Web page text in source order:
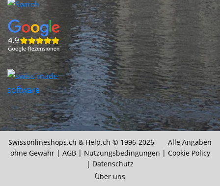
Swissonlineshops.ch & Help.ch © 1996-2026 Alle Angaben
ohne Gewähr | AGB| Nutzungsbedingungen | Cookie Policy
| Datenschutz
Über uns